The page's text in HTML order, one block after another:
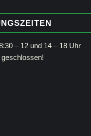
– 12 und 14 – 18 Uhr